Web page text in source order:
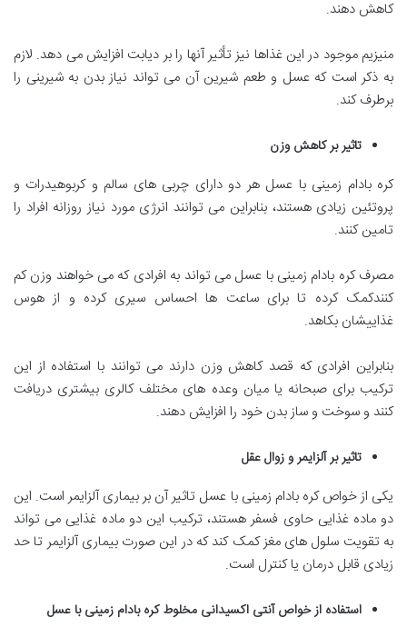
کاهش دهند.
منیزیم موجود در این غذاها نیز تأثیر آنها را بر دیابت افزایش می دهد. لازم
به ذکر است که عسل و طعم شیرین آن می تواند نیاز بدن به شیرینی را
برطرف کند.
تاثیر بر کاهش وزن
کره بادام زمینی با عسل هر دو دارای چربی های سالم و کربوهیدرات و
پروتئین زیادی هستند، بنابراین می توانند انرژی مورد نیاز روزانه افراد را
تامین کنند.
مصرف کره بادام زمینی با عسل می تواند به افرادی که می خواهند وزن کم
کنندکمک کرده تا برای ساعت ها احساس سیری کرده و از هوس
غذاییشان بکاهد.
بنابراین افرادی که قصد کاهش وزن دارند می توانند با استفاده از این
ترکیب برای صبحانه یا میان وعده های مختلف کالری بیشتری دریافت
کنند و سوخت و ساز بدن خود را افزایش دهند.
تاثیر بر آلزایمر و زوال عقل
یکی از خواص کره بادام زمینی با عسل تاثیر آن بر بیماری آلزایمر است. این
دو ماده غذایی حاوی فسفر هستند، ترکیب این دو ماده غذایی می تواند
به تقویت سلول های مغز کمک کند که در این صورت بیماری آلزایمر تا حد
زیادی قابل درمان یا کنترل است.
استفاده از خواص آنتی اکسیدانی مخلوط کره بادام زمینی با عسل